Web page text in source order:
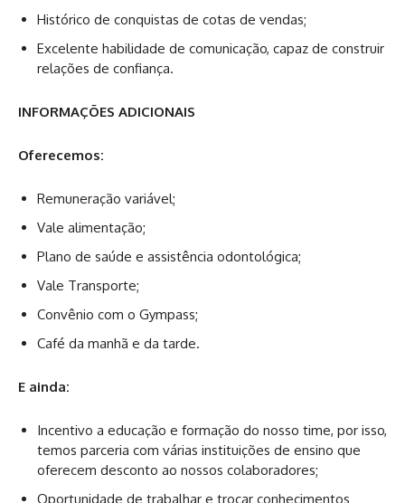
Histórico de conquistas de cotas de vendas;
Excelente habilidade de comunicação, capaz de construir
relações de confiança.
INFORMAÇÕES ADICIONAIS
Oferecemos:
Remuneração variável;
Vale alimentação;
Plano de saúde e assistência odontológica;
Vale Transporte;
Convênio com o Gympass;
Café da manhã e da tarde.
E ainda:
Incentivo a educação e formação do nosso time, por isso,
temos parceria com várias instituições de ensino que
oferecem desconto ao nossos colaboradores;
Oportunidade de trabalhar e trocar conhecimentos